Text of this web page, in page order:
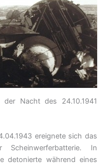
Nacht des 24.10.1941
ereignete sich das
In
detonierte während eines